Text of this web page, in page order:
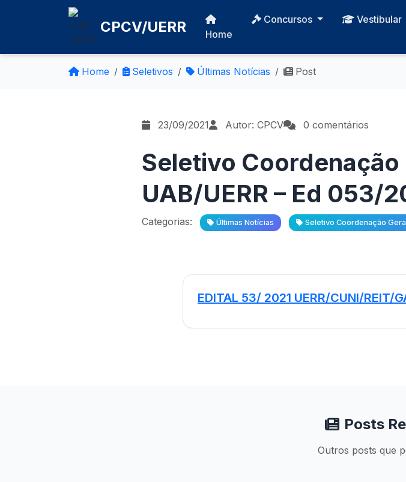
CPCV/UERR Home
Concursos Vestibular
Home Seletivos Últimas Notícias Post
23/09/2021 Autor: CPCV 0 comentários
Seletivo
UAB/UERR – Ed 053/
Categorias: Últimas Notícias Seletivo Coordenação
EDITAL 53/ 2021 UERR/CUNI/REIT/
Posts
Outros posts que